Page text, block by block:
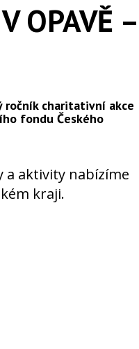
OPAVĚ –
ročník charitativní akce
fondu Českého
a aktivity nabízíme
kraji.